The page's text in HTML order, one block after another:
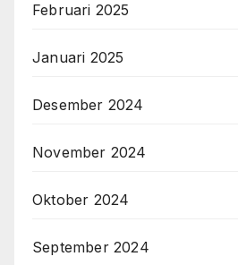
Februari 2025
Januari 2025
Desember 2024
November 2024
Oktober 2024
September 2024